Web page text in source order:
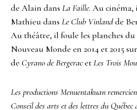
de Alain dansLa Faille. Au cinéma,
Mathieu dansLe Club Vinlandde
Au théâtre, il foule les planches
Nouveau Monde en 2014 et 2015
de Cyrano de BergeracetLes Trois
Les productions Menuentakuan
Conseil des arts et des lettres du Québec